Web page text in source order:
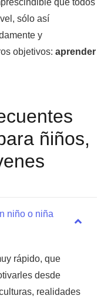
sólo así
y
objetivos:aprender
ñiños,
niño o niña
rápido, que
desde
realidades